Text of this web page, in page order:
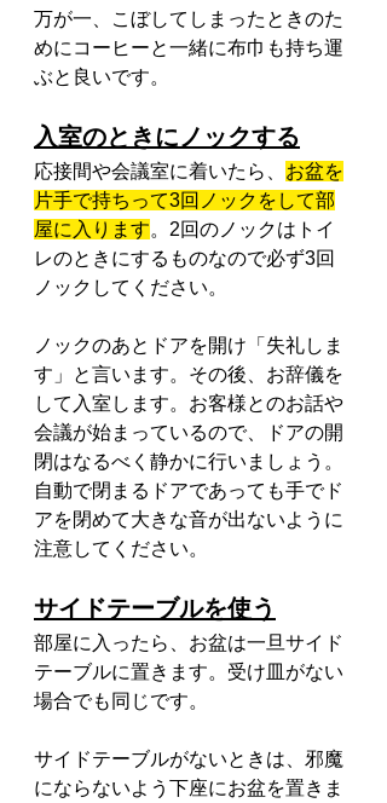
万が一、こぼしてしまったときのた
めにコーヒーと一緒に布巾も持ち運
ぶと良いです。
入室のときにノックする
応接間や会議室に着いたら、 お盆を
片手で持ちって3回ノックをして部
屋に入ります。2回のノックはトイ
レのときにするものなので必ず3回
ノックしてください。
ノックのあとドアを開け「失礼しま
す」と言います。その後、お辞儀を
して入室します。お客様とのお話や
会議が始まっているので、ドアの開
閉はなるべく静かに行いましょう。
自動で閉まるドアであっても手でド
アを閉めて大きな音が出ないように
注意してください。
サイドテーブルを使う
部屋に入ったら、お盆は一旦サイド
テーブルに置きます。受け皿がない
場合でも同じです。
サイドテーブルがないときは、邪魔
にならないよう下座にお盆を置きま